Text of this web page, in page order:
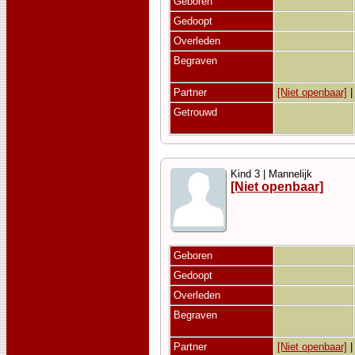
Gedoopt
Overleden
Begraven
Partner
[Niet openbaar]
Getrouwd
Kind 3 | Mannelijk
[Niet openbaar]
Geboren
Gedoopt
Overleden
Begraven
Partner
[Niet openbaar]